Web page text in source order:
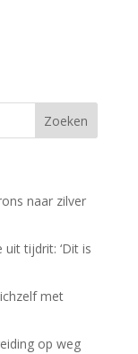
naar zilver
tijdrit: ‘Dit is
met
op weg